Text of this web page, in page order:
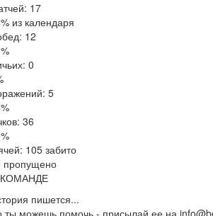
17
из календаря
12
0
5
36
105 забито
пропущено
пишется...